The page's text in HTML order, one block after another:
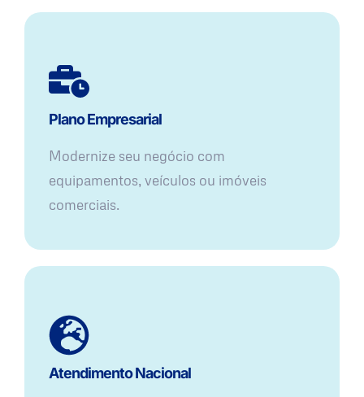
Plano Empresarial
Modernize seu negócio com
equipamentos, veículos ou imóveis
comerciais.
Atendimento Nacional